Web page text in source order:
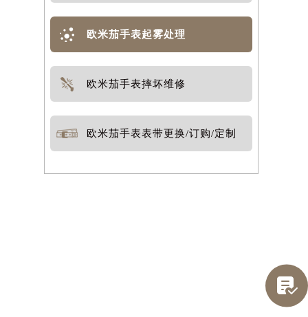
欧米茄手表起雾处理
欧米茄手表摔坏维修
欧米茄手表表带更换/订购/定制
